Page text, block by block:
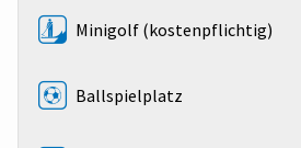
Minigolf (kostenpflichtig)
Ballspielplatz